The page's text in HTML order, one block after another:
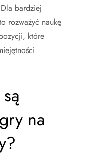
bardziej
rozważyć naukę
które
na